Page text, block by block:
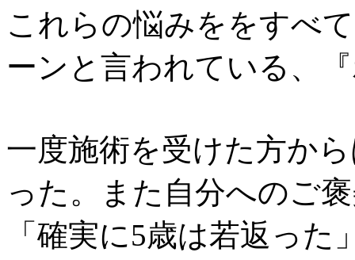
これらの悩みををすべ
ーンと言われている、
一度施術を受けた方か
った。また自分へのご
「確実に5歳は若返っ